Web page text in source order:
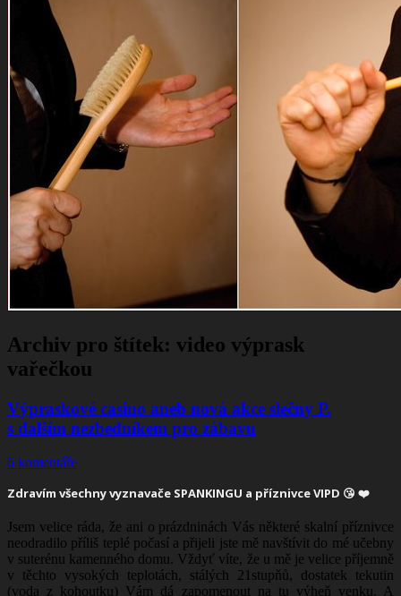
Archiv pro štítek: video výprask
vařečkou
Výpraskové casino aneb nová akce slečny P.
s dalším nezbedníkem pro zábavu
6 komentáře
Zdravím všechny vyznavače SPANKINGU a příznivce VIPD 😘 ❤️
Jsem velice ráda, že ani o prázdninách Vás některé skalní příznivce
neodradilo příliš teplé počasí a přijeli jste mě navštívit do mé učebny
v suterénu kamenného domu. Vždyť víte, že u mě je velice příjemně
v těchto vysokých teplotách, stálých 21stupňů, dostatek tekutin
(voda z kohoutku) Vám dá zapomenout na tu výheň venku. A